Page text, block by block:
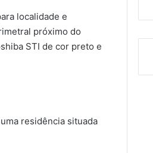
localidade e
próximo do
STI de cor preto e
residência situada